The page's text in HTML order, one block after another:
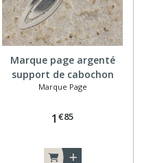
Marque page argenté
support de cabochon
Marque Page
1 €85